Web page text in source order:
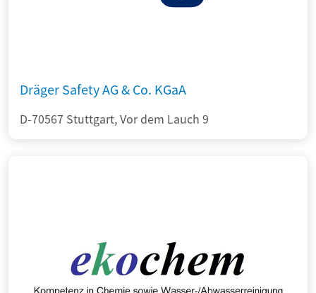
Dräger Safety AG & Co. KGaA
D-70567 Stuttgart, Vor dem Lauch 9